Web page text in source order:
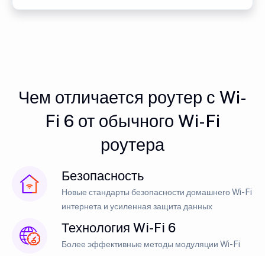
Чем отличается роутер с Wi-
Fi 6 от обычного Wi-Fi
роутера
Безопасность
Новые стандарты безопасности домашнего Wi-Fi
интернета и усиленная защита данных
Технология Wi-Fi 6
Более эффективные методы модуляции Wi-Fi